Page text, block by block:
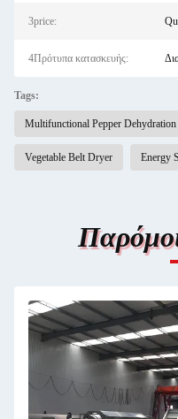
3price:
4Πρότυπα κατασκευής:
Tags:
Multifunctional Pepper
Vegetable Belt Dryer Energy